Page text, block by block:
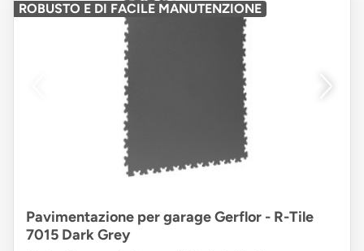
ROBUSTO E DI FACILE MANUTENZIONE
Pavimentazione per garage Gerflor - R-Tile
7015 Dark Grey